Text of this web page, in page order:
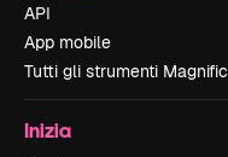
API
App mobile
Tutti gli strumenti Magnific
Inizia